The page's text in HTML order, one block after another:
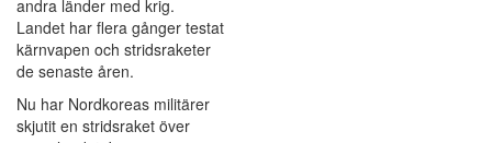
andra länder med krig.
Landet har flera gånger testat
kärnvapen och stridsraketer
de senaste åren.
Nu har Nordkoreas militärer
skjutit en stridsraket över